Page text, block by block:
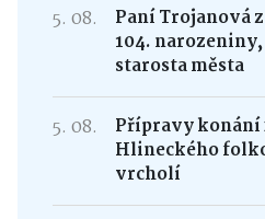
5. 08.
Paní Trojanová
104.
starosta města
5. 08.
Přípravy konání
Hlineckého
vrcholí